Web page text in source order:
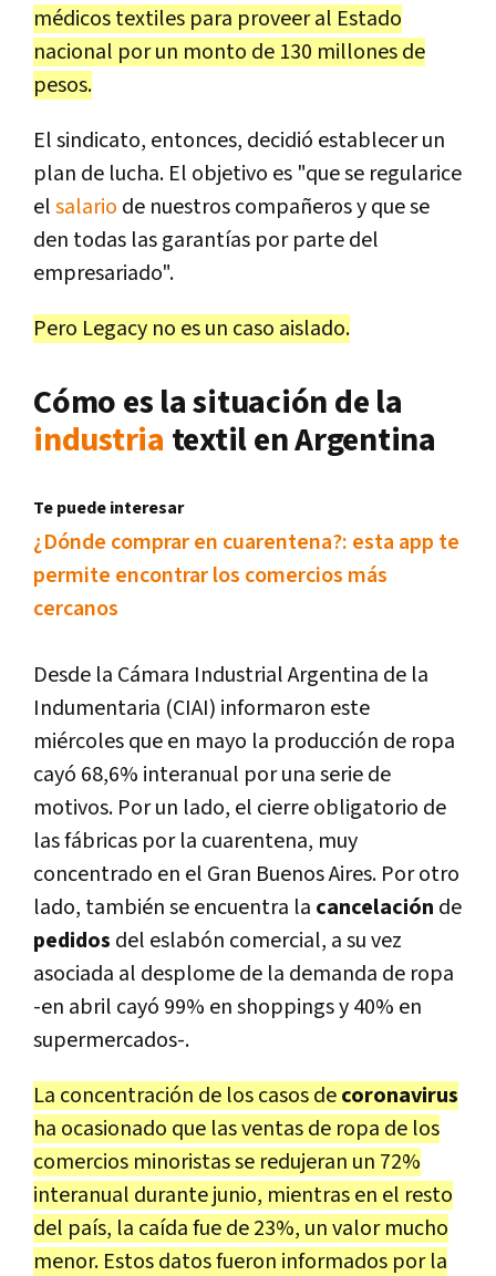
médicos textiles para proveer al Estado
nacional por un monto de 130 millones de
pesos.
El sindicato, entonces, decidió establecer un
plan de lucha. El objetivo es "que se regularice
elsalario de nuestros compañeros y que se
den todas las garantías por parte del
empresariado".
Pero Legacy no es un caso aislado.
Cómo es la situación de la
industria textil en Argentina
Te puede interesar
¿Dónde comprar en cuarentena?: esta app te
permite encontrar los comercios más
cercanos
Desde la Cámara Industrial Argentina de la
Indumentaria (CIAI) informaron este
miércoles que en mayo la producción de ropa
cayó 68,6% interanual por una serie de
motivos. Por un lado, el cierre obligatorio de
las fábricas por la cuarentena, muy
concentrado en el Gran Buenos Aires. Por otro
lado, también se encuentra la cancelación de
pedidos del eslabón comercial, a su vez
asociada al desplome de la demanda de ropa
-en abril cayó 99% en shoppings y 40% en
supermercados-.
La concentración de los casos decoronavirus
ha ocasionado que las ventas de ropa de los
comercios minoristas se redujeran un 72%
interanual durante junio, mientras en el resto
del país, la caída fue de 23%, un valor mucho
menor. Estos datos fueron informados por la